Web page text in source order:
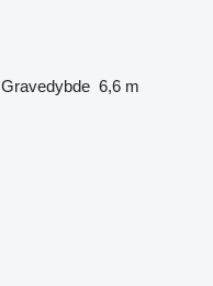
Gravedybde 6,6 m